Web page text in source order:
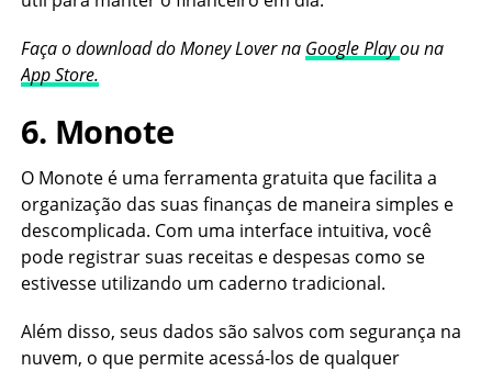
Faça o download do Money Lover na Google Playou na
App Store.
6. Monote
O Monote é uma ferramenta gratuita que facilita a
organização das suas finanças de maneira simples e
descomplicada. Com uma interface intuitiva, você
pode registrar suas receitas e despesas como se
estivesse utilizando um caderno tradicional.
Além disso, seus dados são salvos com segurança na
nuvem, o que permite acessá-los de qualquer